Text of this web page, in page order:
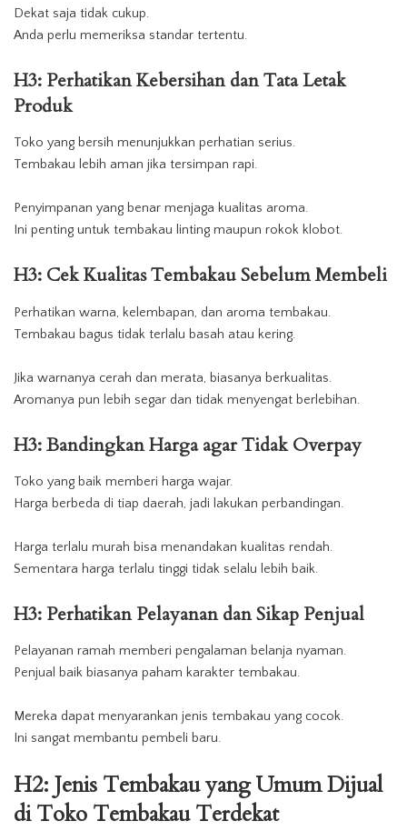
Dekat saja tidak cukup.
Anda perlu memeriksa standar tertentu.
H3: Perhatikan Kebersihan dan Tata Letak
Produk
Toko yang bersih menunjukkan perhatian serius.
Tembakau lebih aman jika tersimpan rapi.
Penyimpanan yang benar menjaga kualitas aroma.
Ini penting untuk tembakau linting maupun rokok klobot.
H3: Cek Kualitas Tembakau Sebelum Membeli
Perhatikan warna, kelembapan, dan aroma tembakau.
Tembakau bagus tidak terlalu basah atau kering.
Jika warnanya cerah dan merata, biasanya berkualitas.
Aromanya pun lebih segar dan tidak menyengat berlebihan.
H3: Bandingkan Harga agar Tidak Overpay
Toko yang baik memberi harga wajar.
Harga berbeda di tiap daerah, jadi lakukan perbandingan.
Harga terlalu murah bisa menandakan kualitas rendah.
Sementara harga terlalu tinggi tidak selalu lebih baik.
H3: Perhatikan Pelayanan dan Sikap Penjual
Pelayanan ramah memberi pengalaman belanja nyaman.
Penjual baik biasanya paham karakter tembakau.
Mereka dapat menyarankan jenis tembakau yang cocok.
Ini sangat membantu pembeli baru.
H2: Jenis Tembakau yang Umum Dijual
di Toko Tembakau Terdekat